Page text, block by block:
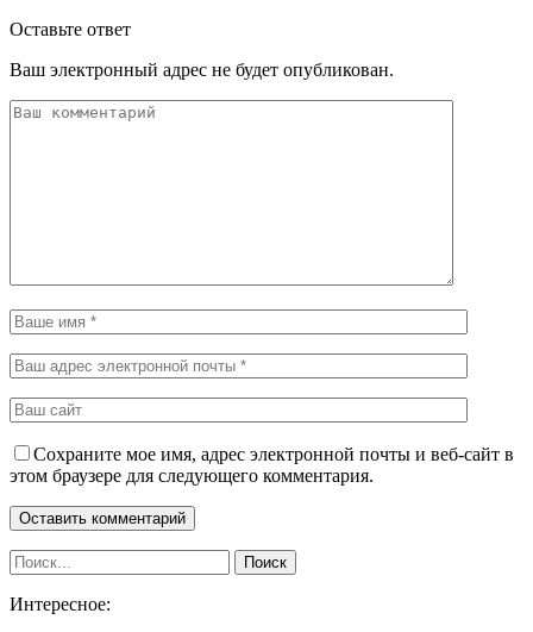
Оставьте ответ
Ваш электронный адрес не будет опубликован.
Сохраните мое имя, адрес электронной почты и веб-сайт в
этом браузере для следующего комментария.
Интересное: